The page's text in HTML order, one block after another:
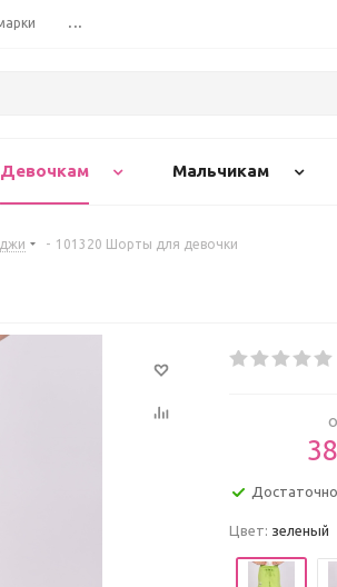
...
Девочкам Мальчикам
- 101320 Шорты для девочки
Достаточно
Цвет: зеленый